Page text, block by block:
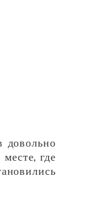
довольно
где